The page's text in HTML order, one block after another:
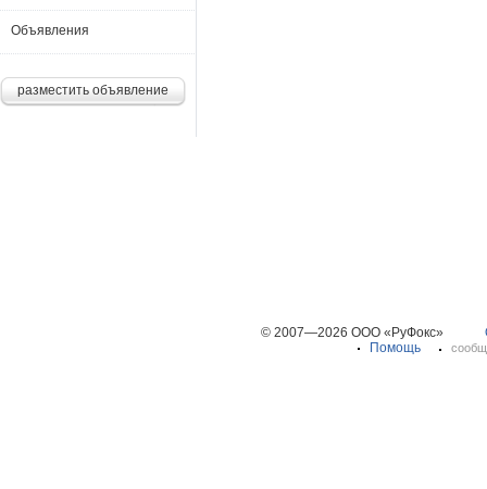
Объявления
разместить объявление
© 2007—2026 ООО «РуФокс»
Помощь